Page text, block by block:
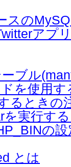
スの
アプ
ブル
を使用す
るときの
実行す
の設
とは